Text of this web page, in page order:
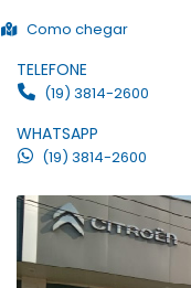
Como chegar
TELEFONE
(19) 3814-2600
WHATSAPP
(19) 3814-2600